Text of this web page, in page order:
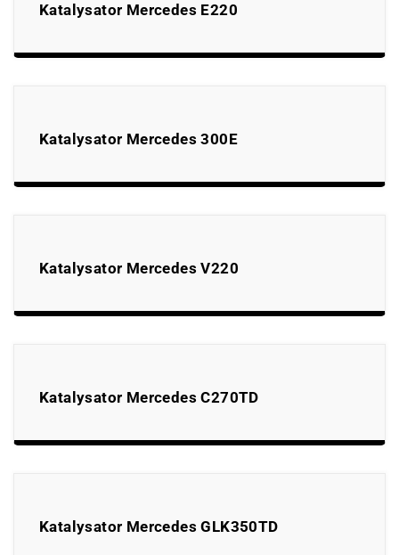
Katalysator Mercedes E220
Katalysator Mercedes 300E
Katalysator Mercedes V220
Katalysator Mercedes C270TD
Katalysator Mercedes GLK350TD